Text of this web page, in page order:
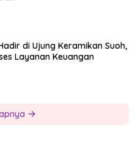
di Ujung Keramikan Suoh,
Layanan Keuangan